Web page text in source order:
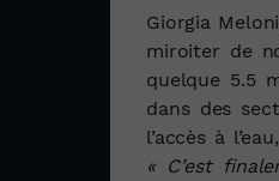
Giorgia
miroiter de
quelque 5.5
dans des
l’accès à
« C’est